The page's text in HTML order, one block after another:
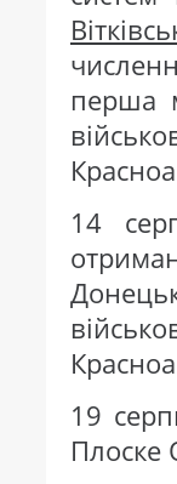
перша
14
19
Плоске